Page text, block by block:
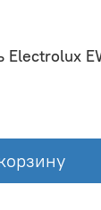
Electrolux